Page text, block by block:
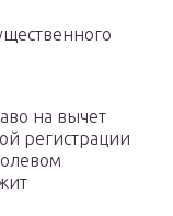
на вычет
регистрации